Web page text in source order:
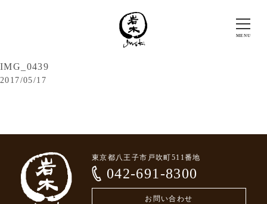
IMG_0439
2017/05/17
東京都八王子市戸吹町511番地
042-691-8300
お問い合わせ